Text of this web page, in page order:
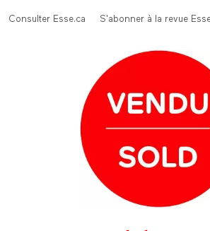
Menu Top
Consulter Esse.ca S'abonner à la revue